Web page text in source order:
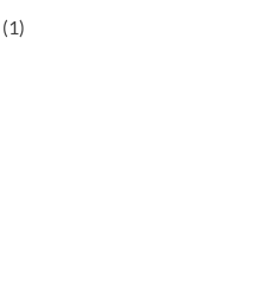
(1)